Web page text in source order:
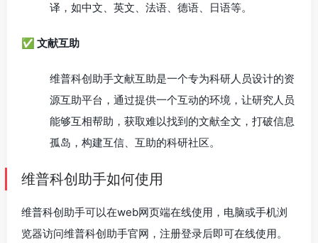
译，如中文、英文、法语、德语、日语等。
✅ 文献互助
维普科创助手文献互助是一个专为科研人员设计的资
源互助平台，通过提供一个互动的环境，让研究人员
能够互相帮助，获取难以找到的文献全文，打破信息
孤岛，构建互信、互助的科研社区。
维普科创助手如何使用
维普科创助手可以在web网页端在线使用，电脑或手机浏
览器访问维普科创助手官网，注册登录后即可在线使用。